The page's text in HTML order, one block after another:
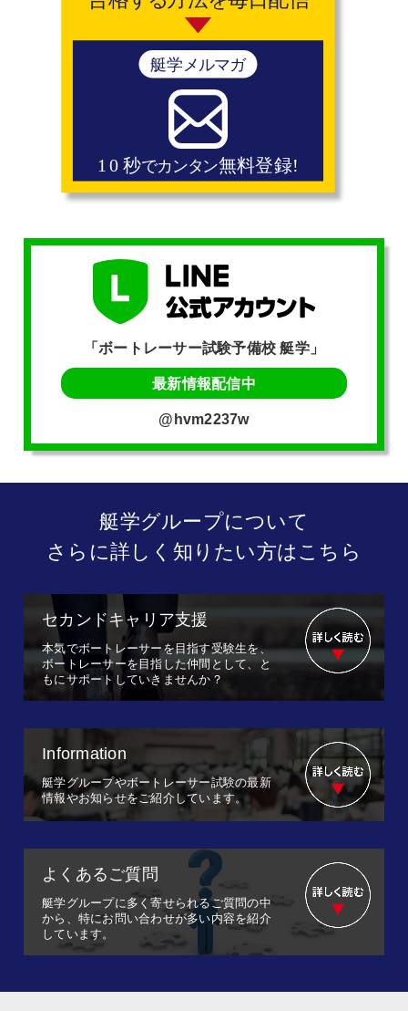
「ボートレーサー試験予備校 艇学」
最新情報配信中
@hvm2237w
艇学グループについて
さらに詳しく知りたい方はこちら
セカンドキャリア支援
本気でボートレーサーを目指す受験生を、
ボートレーサーを目指した仲間として、と
もにサポートしていきませんか？
Information
艇学グループやボートレーサー試験の最新
情報やお知らせをご紹介しています。
よくあるご質問
艇学グループに多く寄せられるご質問の中
から、特にお問い合わせが多い内容を紹介
しています。